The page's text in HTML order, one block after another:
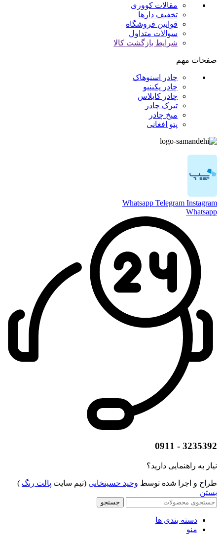
مقالات کووری
تخفیف دارها
قوانین فروشگاه
سوالات متداول
شرایط بازگشت کالا
صفحات مهم
چادر اسنوهاک
چادر پکینیو
چادر کایلاس
تیرک چادر
میخ چادر
پتو افغانی
Whatsapp Telegram Instagram
Whatsapp
3235392 - 0911
نیاز به راهنمایی دارید؟
طراح و اجرا شده توسط وحید حسینخانی (تیم سایت پالت رنگ )
بستن
جستجو
دسته بندی ها
منو